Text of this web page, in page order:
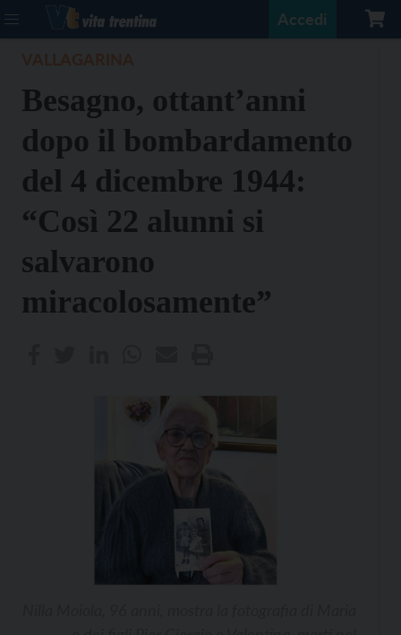
Accedi
Besagno, ottant’anni
dopo il bombardamento
del 4 dicembre 1944:
“Così 22 alunni si
salvarono
miracolosamente”